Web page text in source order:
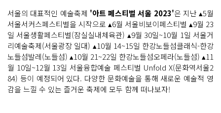
서울의 대표적인 예술축제 '아트 페스티벌 서울 2023'은 지난 ▴5월
서울서커스페스티벌을 시작으로 ▴6월 서울비보이페스티벌 ▴9월 23
일 서울생활페스티벌(잠실실내체육관) ▴9월 30일~10월 1일 서울거
리예술축제(서울광장 일대) ▴10월 14~15일 한강노들섬클래식-한강
노들섬발레(노들섬) ▴10월 21~22일 한강노들섬오페라(노들섬) ▴11
월 10일~12월 13일 서울융합예술 페스티벌 Unfold X(문화역서울2
84) 등이 예정되어 있다. 다양한 문화예술을 통해 새로운 예술적 영
감을 느낄 수 있는 즐거운 축제에 모두 함께 떠나보자!